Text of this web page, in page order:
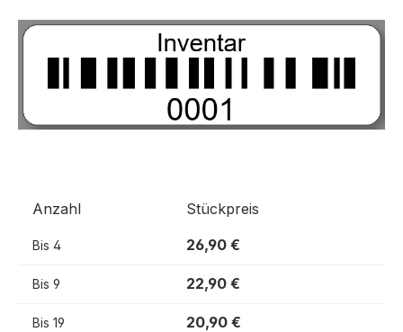
Anzahl Stückpreis
Bis 4 26,90 €
Bis 9 22,90 €
Bis 19 20,90 €